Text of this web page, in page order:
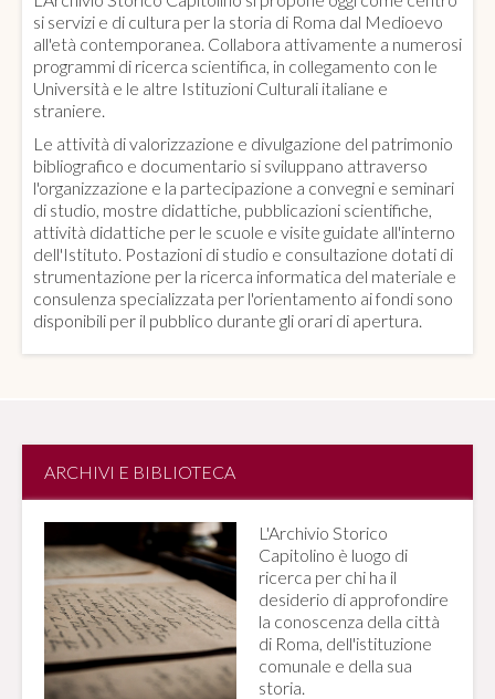
si servizi e di cultura per la storia di Roma dal Medioevo
all'età contemporanea. Collabora attivamente a numerosi
programmi di ricerca scientifica, in collegamento con le
Università e le altre Istituzioni Culturali italiane e
straniere.
Le attività di valorizzazione e divulgazione del patrimonio
bibliografico e documentario si sviluppano attraverso
l'organizzazione e la partecipazione a convegni e seminari
di studio, mostre didattiche, pubblicazioni scientifiche,
attività didattiche per le scuole e visite guidate all'interno
dell'Istituto. Postazioni di studio e consultazione dotati di
strumentazione per la ricerca informatica del materiale e
consulenza specializzata per l'orientamento ai fondi sono
disponibili per il pubblico durante gli orari di apertura.
ARCHIVI E BIBLIOTECA
L'Archivio Storico
Capitolino è luogo di
ricerca per chi ha il
desiderio di approfondire
la conoscenza della città
di Roma, dell'istituzione
comunale e della sua
storia.